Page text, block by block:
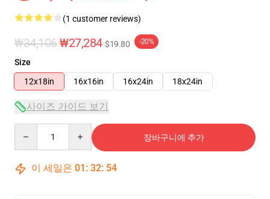
(1 customer reviews)
₩34,106₩27,284 $19.80 -20%
Size
12x18in
16x16in 16x24in 18x24in
사이즈 가이드 보기
장바구니에 추가
이 세일은 01 : 32: 53